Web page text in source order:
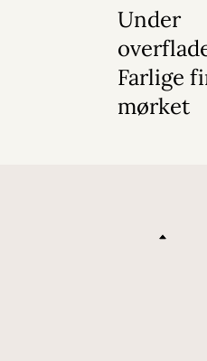
2026
Under
Farlige
mørket